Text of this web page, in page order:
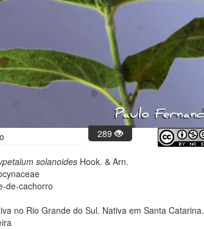
289
solanoides Hook. & Arn.
de-cachorro
no Rio Grande do Sul. Nativa em Santa Catarina.